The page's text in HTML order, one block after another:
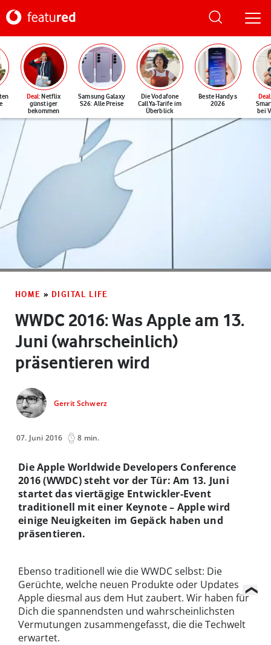
Deal: Netflix
günstiger
bekommen
Samsung Galaxy
S26: Alle Preise
Die Vodafone
CallYa-Tarife im
Überblick
Beste Handys
2026
Deal
bei
HOME » DIGITAL LIFE
WWDC 2016: Was Apple am 13.
Juni (wahrscheinlich)
präsentieren wird
Gerrit Schwerz
07. Juni 2016 8 min.
Die Apple Worldwide Developers Conference
2016 (WWDC) steht vor der Tür: Am 13. Juni
startet das viertägige Entwickler-Event
traditionell mit einer Keynote – Apple wird
einige Neuigkeiten im Gepäck haben und
präsentieren.
Ebenso traditionell wie die WWDC selbst: Die
Gerüchte, welche neuen Produkte oder Updates
Apple diesmal aus dem Hut zaubert. Wir haben für
Dich die spannendsten und wahrscheinlichsten
Vermutungen zusammengefasst, die die Techwelt
erwartet.